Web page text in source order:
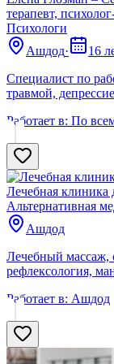
терапевт,
Психологи
Ашдод·
16
Специалист по
травмой,
Работает в: По
Лечебная
Альтернативная
Ашдод
Лечебный массаж,
рефлексология,
Работает в: Ашдод